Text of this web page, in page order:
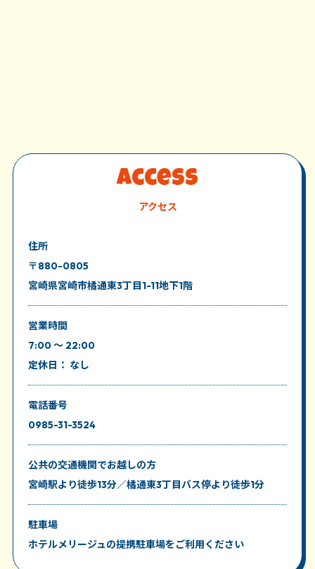
Access
アクセス
住所
〒880-0805
宮崎県宮崎市橘通東3丁目1-11地下1階
営業時間
7:00 ～ 22:00
定休日： なし
電話番号
0985-31-3524
公共の交通機関でお越しの方
宮崎駅より徒歩13分／橘通東3丁目バス停より徒歩1分
駐車場
ホテルメリージュの提携駐車場をご利用ください